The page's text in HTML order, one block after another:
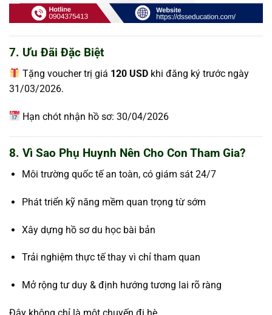
7. Ưu Đãi Đặc Biệt
Tặng voucher trị giá 120 USD khi đăng ký trước ngày
31/03/2026.
Hạn chót nhận hồ sơ: 30/04/2026
8. Vì Sao Phụ Huynh Nên Cho Con Tham Gia?
Môi trường quốc tế an toàn, có giám sát 24/7
Phát triển kỹ năng mềm quan trọng từ sớm
Xây dựng hồ sơ du học bài bản
Trải nghiệm thực tế thay vì chỉ tham quan
Mở rộng tư duy & định hướng tương lai rõ ràng